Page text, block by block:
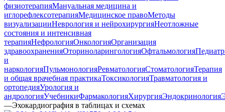
физиотерапияМануальная медицина и
иглорефлексотерапияМедицинское правоМетоды
визуализацииНеврология и нейрохирургияНеотложные
состояния и интенсивная
терапияНефрологияОнкологияОрганизация
здравоохраненияОториноларингологияОфтальмология
и
наркологияПульмонологияРевматологияСтоматологияТерапия
и общая врачебная практикаТоксикологияТравматология и
ортопедияУрология и
андрологияУчебникиФармакологияХирургияЭндокринология
—Эхокардиография в таблицах и схемах